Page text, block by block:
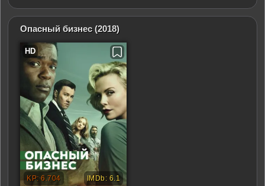
Опасный бизнес(2018)